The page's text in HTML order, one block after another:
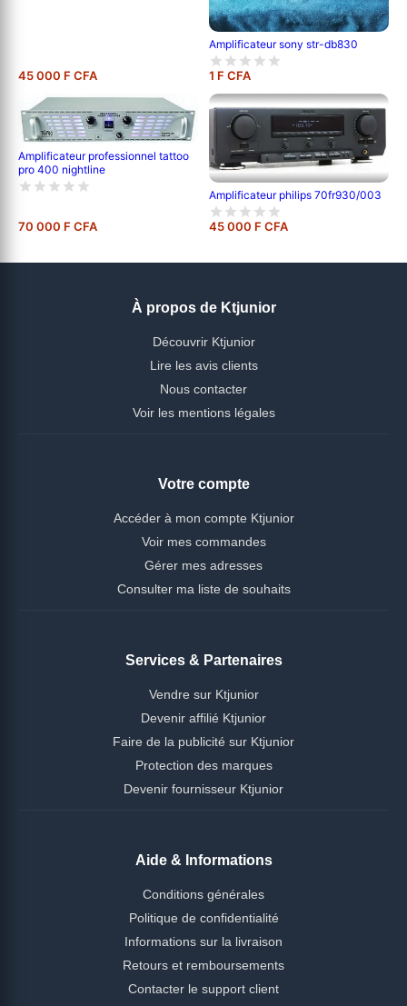
45 000 F CFA
Amplificateur sony str-db830
1 F CFA
Amplificateur professionnel tattoo
pro 400 nightline
70 000 F CFA
Amplificateur philips 70fr930/003
45 000 F CFA
À propos de Ktjunior
Découvrir Ktjunior
Lire les avis clients
Nous contacter
Voir les mentions légales
Votre compte
Accéder à mon compte Ktjunior
Voir mes commandes
Gérer mes adresses
Consulter ma liste de souhaits
Services & Partenaires
Vendre sur Ktjunior
Devenir affilié Ktjunior
Faire de la publicité sur Ktjunior
Protection des marques
Devenir fournisseur Ktjunior
Aide & Informations
Conditions générales
Politique de confidentialité
Informations sur la livraison
Retours et remboursements
Contacter le support client